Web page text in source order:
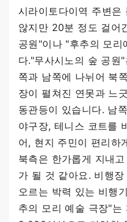
시라이토다이역 주변은
않지만 20분 정도 걸어
공원"이나 "후추의 모리
다."무사시노의 숲 공원
쪽과 남쪽에 나뉘어 북
장이 펼쳐진 연못과 느
동관등이 있습니다. 남
야구장, 테니스 코트를
어, 현지 주민이 편리하
북측은 한가롭게 지내
가 될 것 같아요. 비행
오르는 박력 있는 비행
추의 모리 예술 극장"